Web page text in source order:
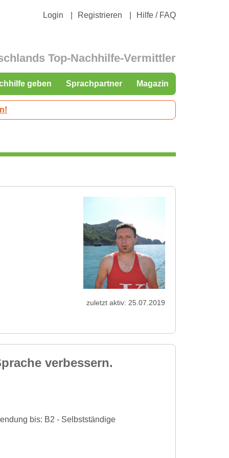
Login Registrieren Hilfe / FAQ
Top-Nachhilfe-Vermittler
geben Sprachpartner Magazin
zuletzt aktiv: 25.07.2019
verbessern.
bis: B2 - Selbstständige